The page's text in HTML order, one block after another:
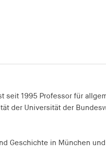
seit 1995 Professor für
der Universität der
Geschichte in München und